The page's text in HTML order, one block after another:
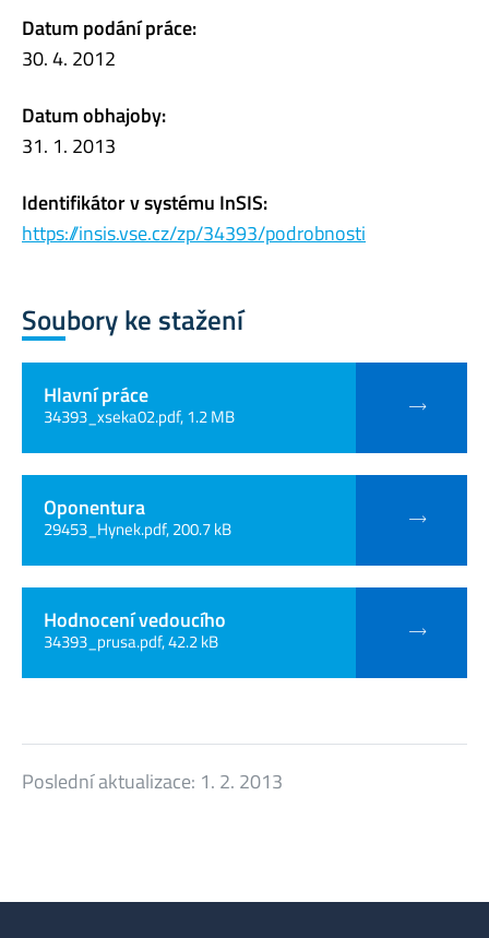
Datum podání práce:
30. 4. 2012
Datum obhajoby:
31. 1. 2013
Identifikátor v systému InSIS:
https://insis.vse.cz/zp/34393/podrobnosti
Soubory ke stažení
Hlavní práce
34393_xseka02.pdf, 1.2 MB
Oponentura
29453_Hynek.pdf, 200.7 kB
Hodnocení vedoucího
34393_prusa.pdf, 42.2 kB
Poslední aktualizace: 1. 2. 2013